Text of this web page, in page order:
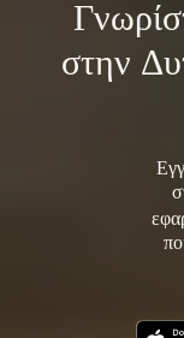
στην